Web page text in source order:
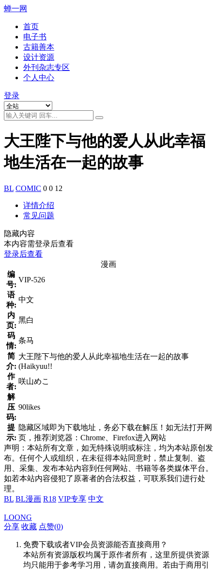
蝉一网
首页
电子书
古籍善本
设计资源
外刊杂志专区
个人中心
登录
大王陛下与他的爱人从此幸福
地生活在一起的故事
BL COMIC 0 0 12
详情介绍
常见问题
隐藏内容
本内容需登录后查看
登录后查看
漫画
编
号:
VIP-526
语
种:
中文
内
页:
黑白
码
情:
条马
简
介:
大王陛下与他的爱人从此幸福地生活在一起的故事
(Haikyuu!!
作
者:
咲山めこ
解
压
码:
90likes
提
示:
隐藏区域即为下载地址，务必下载在解压！如无法打开网
页，推荐浏览器：Chrome、Firefox进入网站
声明：本站所有文章，如无特殊说明或标注，均为本站原创发
布。任何个人或组织，在未征得本站同意时，禁止复制、盗
用、采集、发布本站内容到任何网站、书籍等各类媒体平台。
如若本站内容侵犯了原著者的合法权益，可联系我们进行处
理。
BL BL漫画 R18 VIP专享 中文
LOONG
分享 收藏 点赞(0)
免费下载或者VIP会员资源能否直接商用？
本站所有资源版权均属于原作者所有，这里所提供资源
均只能用于参考学习用，请勿直接商用。若由于商用引